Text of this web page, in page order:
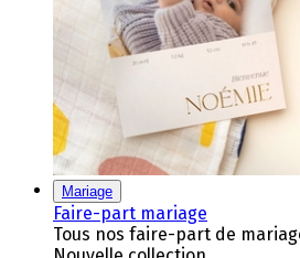
Mariage
Faire-part mariage
Tous nos faire-part de